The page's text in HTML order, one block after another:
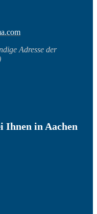
Adresse der
Ihnen in Aachen